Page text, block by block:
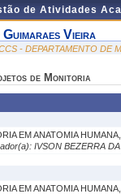
de Atividades
Vieira
- DEPARTAMENTO DE
de Monitoria
EM ANATOMIA
IVSON BEZERRA DA
EM ANATOMIA